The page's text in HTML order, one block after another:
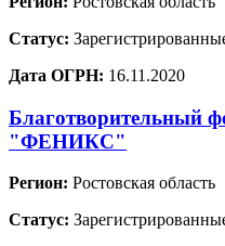
Статус:
Дата ОГРН: 16.11.2020
Благотворительный
"ФЕНИКС"
Регион: Ростовская область
Статус: